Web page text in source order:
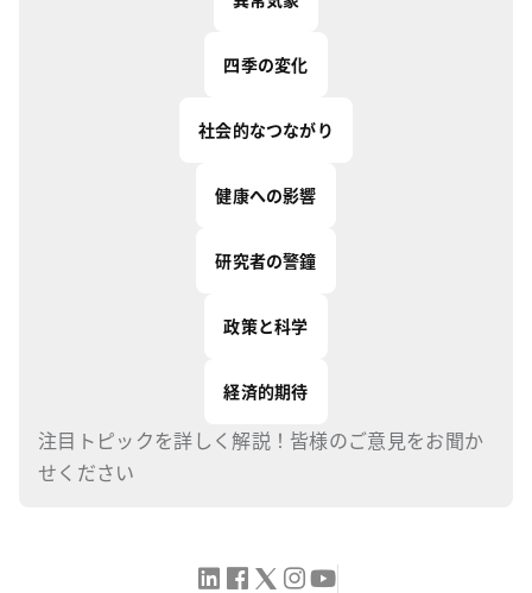
四季の変化
社会的なつながり
健康への影響
研究者の警鐘
政策と科学
経済的期待
注目トピックを詳しく解説！皆様のご意見をお聞か
せください